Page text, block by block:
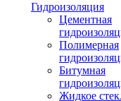
Гидроизоляция
Цементная
Полимерная
Битумная
Жидкое